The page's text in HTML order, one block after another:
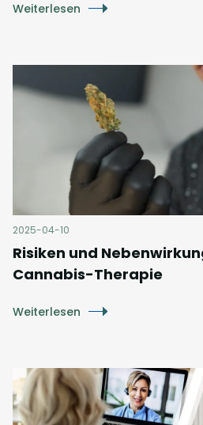
Weiterlesen
2025-04-10
Risiken und
Cannabis-Therapie
Weiterlesen